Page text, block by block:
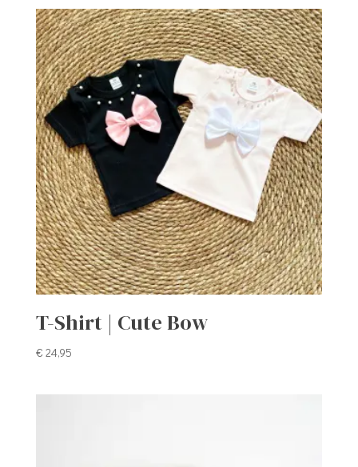
T-Shirt | Cute Bow
€ 24,95